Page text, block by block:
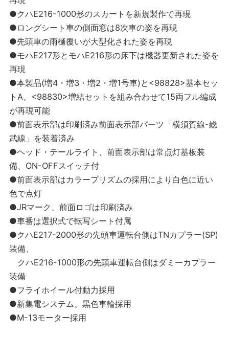
●クハE216-1000形のスカートを新規製作で再現
●ロングシート車の側面窓は8次車の姿を再現
●先頭車の雨樋覆いが大型化された姿を再現
●モハE217形とモハE216形の床下は機器更新された姿を
再現
●本製品(増4・増3・増2・増1号車)と<98828>基本セッ
トA、<98830>増結セットを組み合わせて15両フル編成
が再現可能
●前面表示部は印刷済み前面表示部パーツ「横須賀線-総
武線」を装着済み
●ヘッド・テールライト、前面表示部は常点灯基板装
備、ON-OFFスイッチ付
●前面表示部はカラープリズムの採用により白色に近い
色で点灯
●JRマーク、前面ロゴは印刷済み
●車番は選択式で転写シート付属
●クハE217-2000形の先頭車運転台側はTNカプラー(SP)
装備、
クハE216-1000形の先頭車運転台側はダミーカプラー
装備
●フライホイール付動力採用
●新集電システム、黒色車輪採用
●M-13モーター採用